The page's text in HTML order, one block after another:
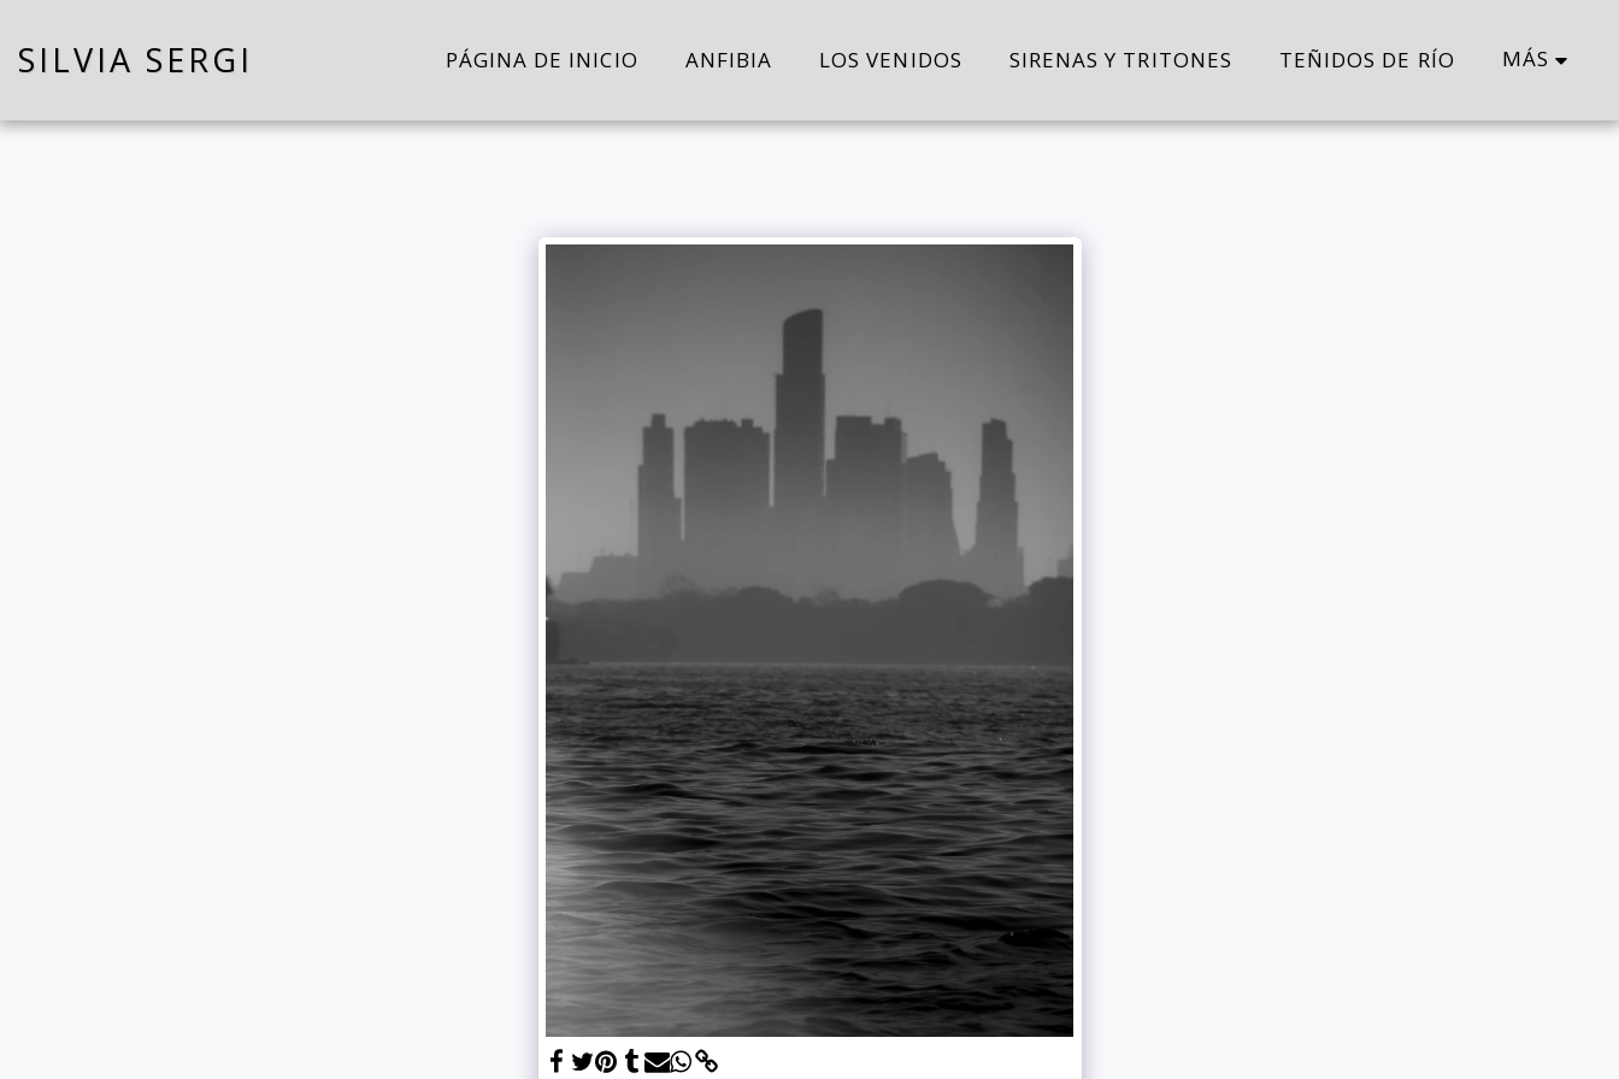
SILVIA SERGI PÁGINA DE INICIO ANFIBIA LOS VENIDOS SIRENAS Y TRITONES TEÑIDOS DE RÍO MÁS